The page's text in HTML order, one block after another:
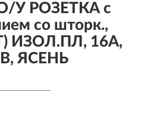
О/У РОЗЕТКА с
со шторк.,
ИЗОЛ.ПЛ, 16А,
ЯСЕНЬ